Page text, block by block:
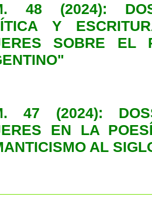
48 (2024):
Y
SOBRE EL
47 (2024):
EN LA
AL